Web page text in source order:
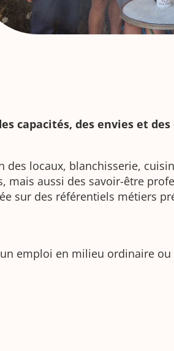
capacités, des envies et
locaux, blanchisserie,
mais aussi des savoir-être
sur des référentiels métiers
emploi en milieu ordinaire ou